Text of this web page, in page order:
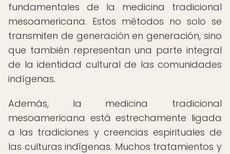
fundamentales de la medicina tradicional
mesoamericana. Estos métodos no solo se
transmiten de generación en generación, sino
que también representan una parte integral
de la identidad cultural de las comunidades
indígenas.
Además, la medicina tradicional
mesoamericana está estrechamente ligada
a las tradiciones y creencias espirituales de
las culturas indígenas. Muchos tratamientos y